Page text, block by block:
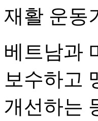
재활 운동
베트남과
보수하고
개선하는